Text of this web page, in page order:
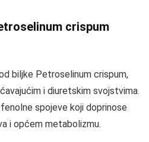
crispum
biljke Petroselinum crispum,
i diuretskim svojstvima.
spojeve koji doprinose
i općem metabolizmu.